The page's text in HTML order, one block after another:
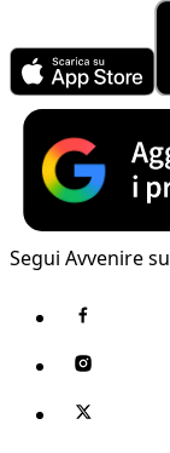
Segui Avvenire su